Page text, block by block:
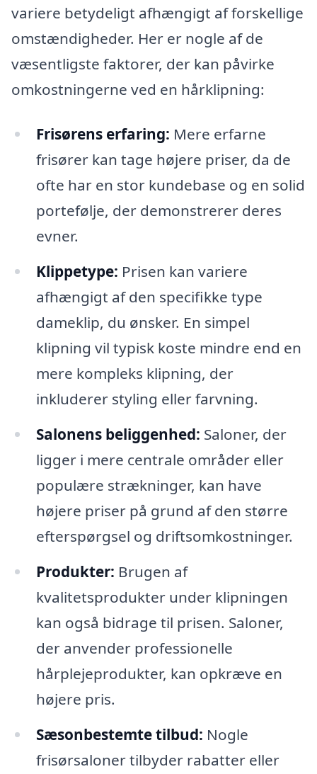
variere betydeligt afhængigt af forskellige
omstændigheder. Her er nogle af de
væsentligste faktorer, der kan påvirke
omkostningerne ved en hårklipning:
Frisørens erfaring: Mere erfarne
frisører kan tage højere priser, da de
ofte har en stor kundebase og en solid
portefølje, der demonstrerer deres
evner.
Klippetype: Prisen kan variere
afhængigt af den specifikke type
dameklip, du ønsker. En simpel
klipning vil typisk koste mindre end en
mere kompleks klipning, der
inkluderer styling eller farvning.
Salonens beliggenhed: Saloner, der
ligger i mere centrale områder eller
populære strækninger, kan have
højere priser på grund af den større
efterspørgsel og driftsomkostninger.
Produkter: Brugen af
kvalitetsprodukter under klipningen
kan også bidrage til prisen. Saloner,
der anvender professionelle
hårplejeprodukter, kan opkræve en
højere pris.
Sæsonbestemte tilbud: Nogle
frisørsaloner tilbyder rabatter eller